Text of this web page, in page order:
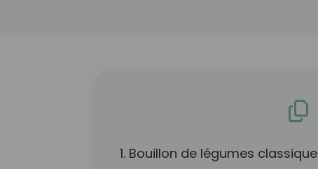
1. Bouillon de légumes classique